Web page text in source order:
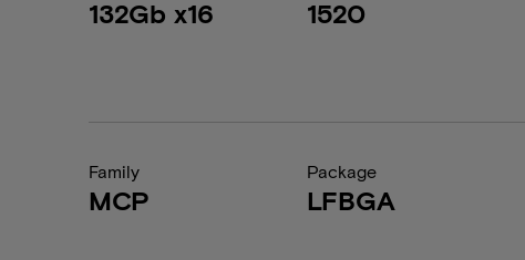
132Gb x16 1520
Family
MCP
Package
LFBGA